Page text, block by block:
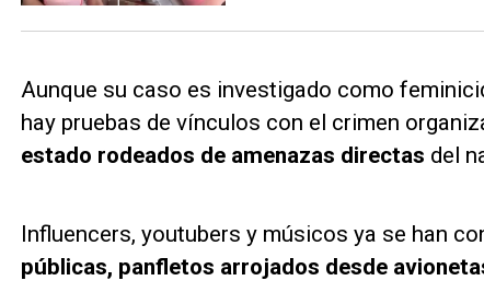
Aunque su caso es investigado como
hay pruebas de vínculos con el crimen
estado rodeados de amenazas directas del
Influencers, youtubers y músicos ya se han
públicas, panfletos arrojados desde